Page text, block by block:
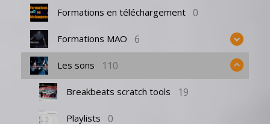
Formations en téléchargement 0
Formations MAO 6
Les sons 110
Breakbeats scratch tools 19
Playlists 0